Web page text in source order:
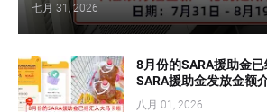
七月 31, 2026
8月份的SARA援助金已
SARA援助金发放金额
八月 01, 2026